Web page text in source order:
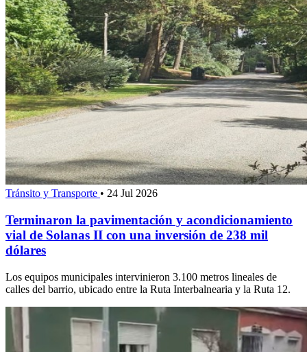
Tránsito y Transporte • 24 Jul 2026
Terminaron la pavimentación y acondicionamiento
vial de Solanas II con una inversión de 238 mil
dólares
Los equipos municipales intervinieron 3.100 metros lineales de
calles del barrio, ubicado entre la Ruta Interbalnearia y la Ruta 12.